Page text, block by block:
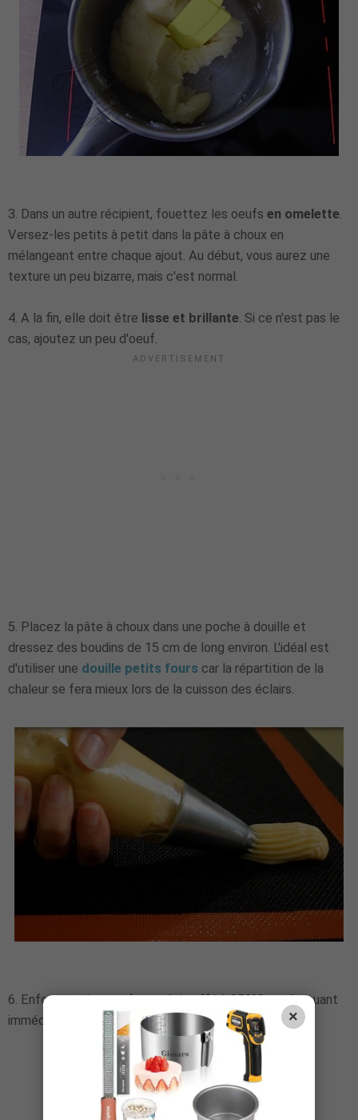
3. Dans un autre récipient, fouettez les oeufs en omelette
Versez-les petits à petit dans la pâte à choux en
mélangeant entre chaque ajout. Au début, vous aurez une
texture un peu bizarre, mais c'est normal.
4. A la fin, elle doit être lisse et brillante . Si ce n'est pas le
cas, ajoutez un peu d'oeuf.
5. Placez la pâte à choux dans une poche à douille et
dressez des boudins de 15 cm de long environ. L'idéal est
d'utiliser une douille petits fours car la répartition de la
chaleur se fera mieux lors de la cuisson des éclairs.
6. Enfournez dans un four préchauffé à 250°C en diminuant
immédiatement la température à 180°C.
×